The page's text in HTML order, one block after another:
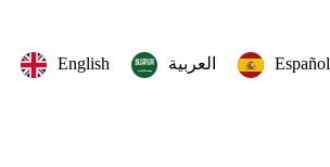
English العربية‏ Español